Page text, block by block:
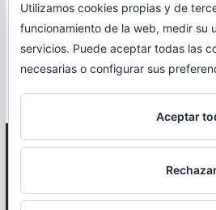
Correr en La
reservados.
Utilizamos cookies propias y de
funcionamiento de la web, medir su
servicios. Puede aceptar todas las
necesarias o configurar sus
Aceptar